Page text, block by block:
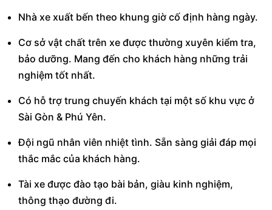
Nhà xe xuất bến theo khung giờ cố định hàng ngày.
Cơ sở vật chất trên xe được thường xuyên kiểm tra,
bảo dưỡng. Mang đến cho khách hàng những trải
nghiệm tốt nhất.
Có hỗ trợ trung chuyến khách tại một số khu vực ở
Sài Gòn & Phú Yên.
Đội ngũ nhân viên nhiệt tình. Sẵn sàng giải đáp mọi
thắc mắc của khách hàng.
Tài xe được đào tạo bài bản, giàu kinh nghiệm,
thông thạo đường đi.